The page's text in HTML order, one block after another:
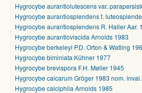
Hygrocybe aurantiolutescens var.
Hygrocybe aurantiosplendens f.
Hygrocybe aurantiosplendens R. Haller Aar.
Hygrocybe aurantioviscida Arnolds 1983
Hygrocybe berkeleyi P.D. Orton & Watling
Hygrocybe biminiata Kühner 1977
Hygrocybe brevispora F.H. Møller 1945
Hygrocybe calcarum Gröger 1983 nom. inval.
Hygrocybe calciphila Arnolds 1985